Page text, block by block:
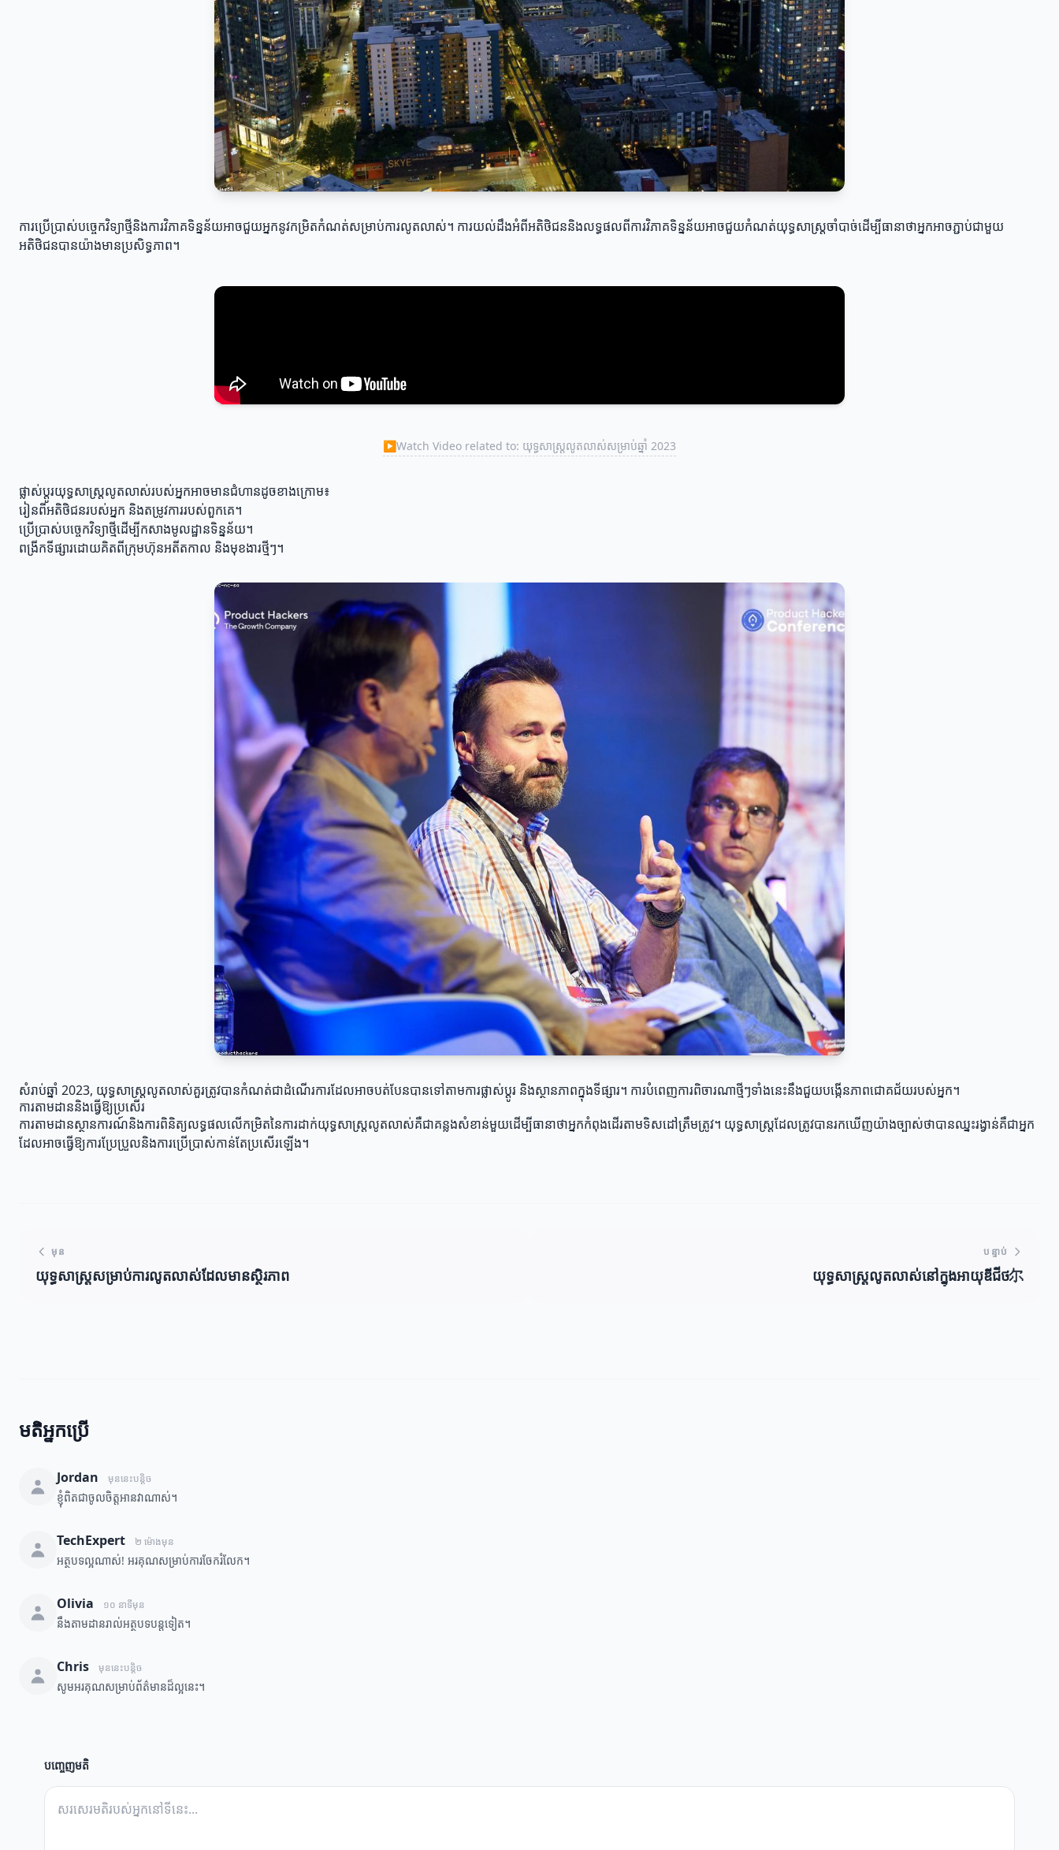
ការប្រើប្រាស់បច្ចេកវិទ្យាថ្មីនិងការវិភាគទិន្នន័យអាចជួយអ្នកនូវកម្រិតកំណត់សម្រាប់ការលូតលាស់។ ការយល់ដឹងអំពីអតិថិជននិងលទ្ធផលពីការវិភាគទិន្នន័យអាចជួយកំណត់យុទ្ធសាស្ត្រចាំបាច់ដើម្បីធានាថាអ្នកអាចភ្ជាប់ជាមួយ
អតិថិជនបានយ៉ាងមានប្រសិទ្ធភាព។
▶Watch Video related to: យុទ្ធសាស្ត្រលូតលាស់សម្រាប់ឆ្នាំ 2023
ផ្លាស់ប្តូរយុទ្ធសាស្ត្រលូតលាស់របស់អ្នកអាចមានជំហានដូចខាងក្រោម៖
រៀនពីអតិថិជនរបស់អ្នក និងតម្រូវការរបស់ពួកគេ។
ប្រើប្រាស់បច្ចេកវិទ្យាថ្មីដើម្បីកសាងមូលដ្ឋានទិន្នន័យ។
ពង្រីកទីផ្សារដោយគិតពីក្រុមហ៊ុនអតីតកាល និងមុខងារថ្មីៗ។
សំរាប់​ឆ្នាំ 2023, យុទ្ធសាស្ត្រលូតលាស់គួរត្រូវបានកំណត់ជាដំណើរការដែលអាចបត់បែនបានទៅតាមការផ្លាស់ប្តូរ និងស្ថានភាពក្នុងទីផ្សារ។ ការបំពេញការពិចារណាថ្មីៗទាំងនេះនឹងជួយបង្កើនភាពជោគជ័យរបស់អ្នក។
ការតាមដាននិងធ្វើឱ្យប្រសើរ
ការតាមដានស្ថានការណ៍និងការពិនិត្យលទ្ធផលលើកម្រិតនៃការដាក់យុទ្ធសាស្ត្រលូតលាស់គឺជាគន្លងសំខាន់មួយដើម្បីធានាថាអ្នកកំពុងដើរតាមទិសដៅត្រឹមត្រូវ។ យុទ្ធសាស្ត្រដែលត្រូវបានរកឃើញយ៉ាងច្បាស់ថាបានឈ្នះរង្វាន់គឺជាអ្នក
ដែលអាចធ្វើឱ្យការប្រែប្រួលនិងការប្រើប្រាស់កាន់តែប្រសើរឡើង។
មុន
យុទ្ធសាស្ត្រសម្រាប់ការលូតលាស់ដែលមានស្ថិរភាព
បន្ទាប់
យុទ្ធសាស្ត្រលូតលាស់នៅក្នុងអាយុឌីជីថ尔
មតិអ្នកប្រើ
Jordan មុននេះបន្តិច
ខ្ញុំពិតជាចូលចិត្តអានវាណាស់។
TechExpert ២ ម៉ោងមុន
អត្ថបទល្អណាស់! អរគុណសម្រាប់ការចែករំលែក។
Olivia ១០ នាទីមុន
នឹងតាមដានរាល់អត្ថបទបន្តទៀត។
Chris មុននេះបន្តិច
សូមអរគុណសម្រាប់ព័ត៌មានដ៏ល្អនេះ។
បញ្ចេញមតិ